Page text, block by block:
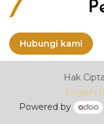
Hubungi kami
Hak
English
Powered by